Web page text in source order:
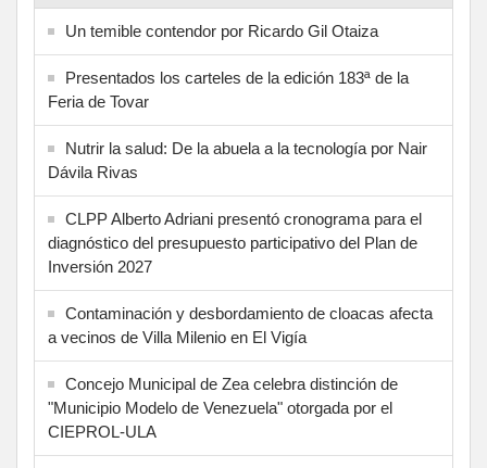
Un temible contendor por Ricardo Gil Otaiza
Presentados los carteles de la edición 183ª de la
Feria de Tovar
Nutrir la salud: De la abuela a la tecnología por Nair
Dávila Rivas
CLPP Alberto Adriani presentó cronograma para el
diagnóstico del presupuesto participativo del Plan de
Inversión 2027
Contaminación y desbordamiento de cloacas afecta
a vecinos de Villa Milenio en El Vigía
Concejo Municipal de Zea celebra distinción de
"Municipio Modelo de Venezuela" otorgada por el
CIEPROL-ULA